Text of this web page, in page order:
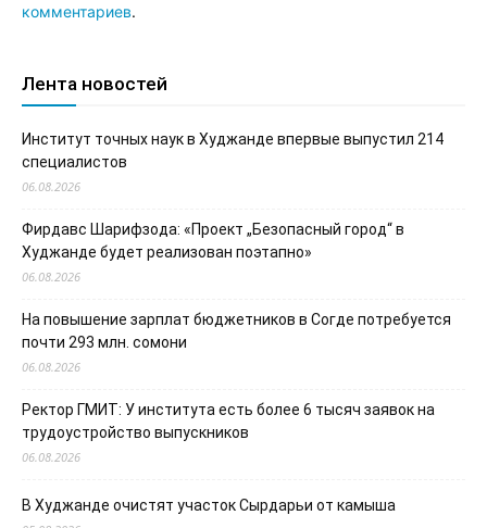
комментариев.
Лента новостей
Институт точных наук в Худжанде впервые выпустил 214
специалистов
06.08.2026
Фирдавс Шарифзода: «Проект „Безопасный город“ в
Худжанде будет реализован поэтапно»
06.08.2026
На повышение зарплат бюджетников в Согде потребуется
почти 293 млн. сомони
06.08.2026
Ректор ГМИТ: У института есть более 6 тысяч заявок на
трудоустройство выпускников
06.08.2026
В Худжанде очистят участок Сырдарьи от камыша